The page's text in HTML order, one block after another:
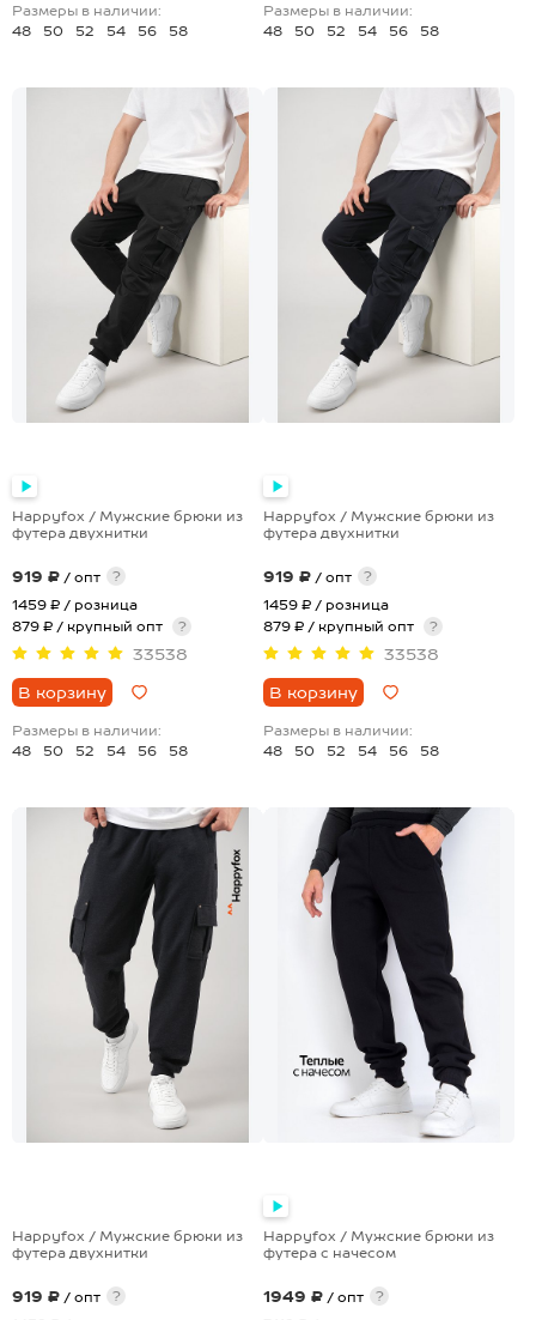
Размеры в наличии:
48
50 52 54 56 58
Размеры в наличии:
48
50 52 54 56 58
Happyfox / Мужские брюки из
футера двухнитки
919 ₽ / опт
?
1459 ₽ / розница
879 ₽ / крупный опт
?
33538
В корзину
Размеры в наличии:
48
50 52 54 56 58
Happyfox / Мужские брюки из
футера двухнитки
919 ₽ / опт
?
1459 ₽ / розница
879 ₽ / крупный опт
?
33538
В корзину
Размеры в наличии:
48
50 52 54 56 58
Happyfox / Мужские брюки из
футера двухнитки
919 ₽ / опт
?
Happyfox / Мужские брюки из
футера с начесом
1949 ₽ / опт
?